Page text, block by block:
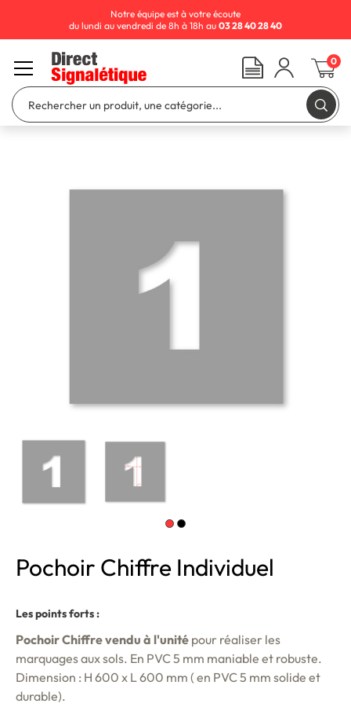
Pochoir Chiffre Individuel
Les points forts :
Pochoir Chiffre vendu à l'unité pour réaliser les
marquages aux sols. En PVC 5 mm maniable et robuste.
Dimension : H 600 x L 600 mm ( en PVC 5 mm solide et
durable).
Notre équipe est à votre écoute
du lundi au vendredi de 8h à 18h au 03 28 40 28 40
0